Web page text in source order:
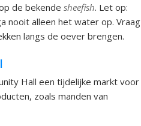
de bekende sheefish. Let op:
nooit alleen het water op. Vraag
langs de oever brengen.
Hall een tijdelijke markt voor
zoals manden van